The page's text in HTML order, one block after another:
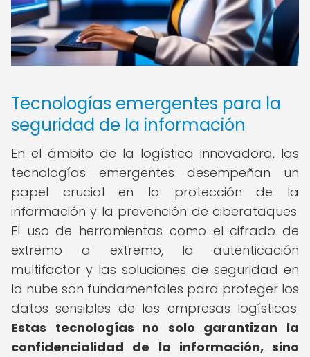
Tecnologías emergentes para la
seguridad de la información
En el ámbito de la logística innovadora, las
tecnologías emergentes desempeñan un
papel crucial en la protección de la
información y la prevención de ciberataques.
El uso de herramientas como el cifrado de
extremo a extremo, la autenticación
multifactor y las soluciones de seguridad en
la nube son fundamentales para proteger los
datos sensibles de las empresas logísticas.
Estas tecnologías no solo garantizan la
confidencialidad de la información, sino